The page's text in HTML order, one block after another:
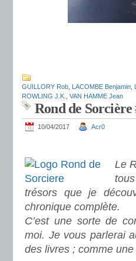
GUILLORY Rob LACOMBE Benjamin
ROWLING J.K.
VAN HAMME Jean
Rond de Sorcière
10/04/2017 Acr0
Le
trésors que je
chronique complète.
C’est une sorte de
moi. Je vous parlerai
des livres ; comme